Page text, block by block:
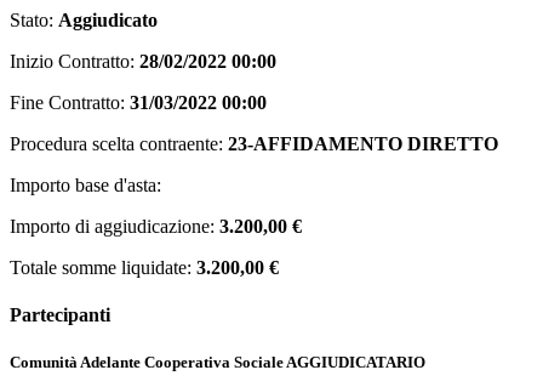
Stato: Aggiudicato
Inizio Contratto: 28/02/2022 00:00
Fine Contratto: 31/03/2022 00:00
Procedura scelta contraente: 23-AFFIDAMENTO DIRETTO
Importo base d'asta:
Importo di aggiudicazione: 3.200,00 €
Totale somme liquidate: 3.200,00 €
Partecipanti
Comunità Adelante Cooperativa SocialeAGGIUDICATARIO